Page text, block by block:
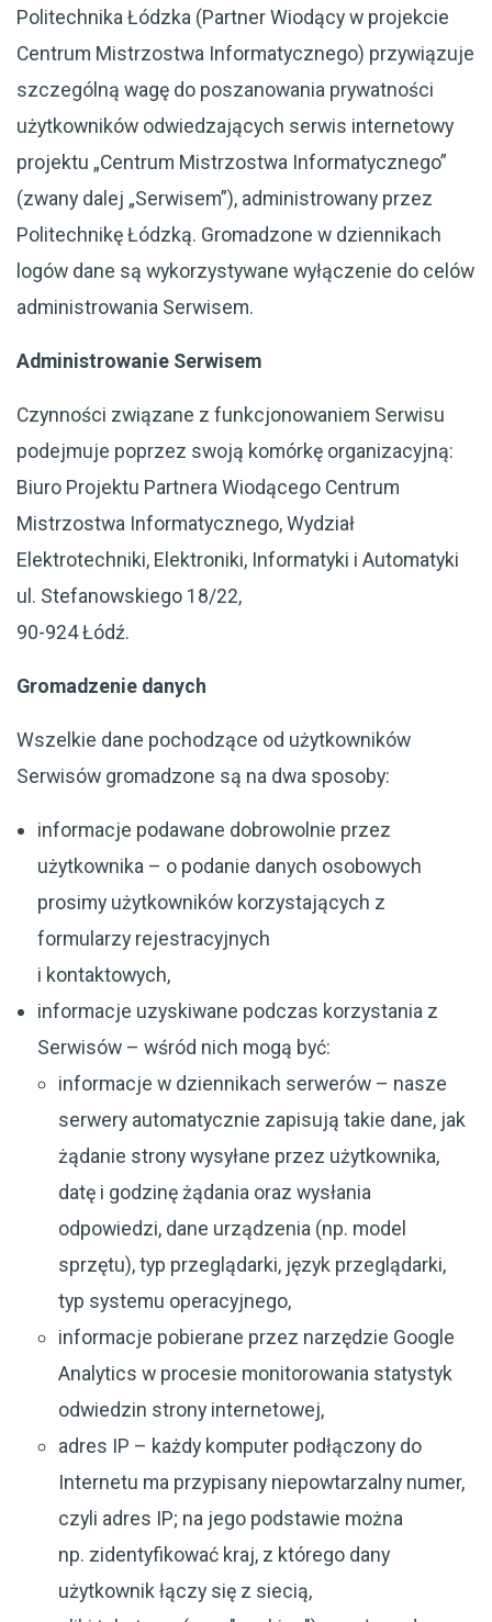
Politechnika Łódzka (Partner Wiodący w projekcie
Centrum Mistrzostwa Informatycznego) przywiązuje
szczególną wagę do poszanowania prywatności
użytkowników odwiedzających serwis internetowy
projektu „Centrum Mistrzostwa Informatycznego”
(zwany dalej „Serwisem”), administrowany przez
Politechnikę Łódzką. Gromadzone w dziennikach
logów dane są wykorzystywane wyłączenie do celów
administrowania Serwisem.
Administrowanie Serwisem
Czynności związane z funkcjonowaniem Serwisu
podejmuje poprzez swoją komórkę organizacyjną:
Biuro Projektu Partnera Wiodącego Centrum
Mistrzostwa Informatycznego, Wydział
Elektrotechniki, Elektroniki, Informatyki i Automatyki
ul. Stefanowskiego 18/22,
90-924 Łódź.
Gromadzenie danych
Wszelkie dane pochodzące od użytkowników
Serwisów gromadzone są na dwa sposoby:
informacje podawane dobrowolnie przez
użytkownika – o podanie danych osobowych
prosimy użytkowników korzystających z
formularzy rejestracyjnych
i kontaktowych,
informacje uzyskiwane podczas korzystania z
Serwisów – wśród nich mogą być:
informacje w dziennikach serwerów – nasze
serwery automatycznie zapisują takie dane, jak
żądanie strony wysyłane przez użytkownika,
datę i godzinę żądania oraz wysłania
odpowiedzi, dane urządzenia (np. model
sprzętu), typ przeglądarki, język przeglądarki,
typ systemu operacyjnego,
informacje pobierane przez narzędzie Google
Analytics w procesie monitorowania statystyk
odwiedzin strony internetowej,
adres IP – każdy komputer podłączony do
Internetu ma przypisany niepowtarzalny numer,
czyli adres IP; na jego podstawie można
np. zidentyfikować kraj, z którego dany
użytkownik łączy się z siecią,